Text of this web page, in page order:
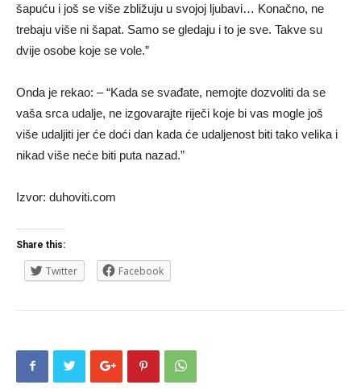
šapuću i još se više zbližuju u svojoj ljubavi… Konačno, ne
trebaju više ni šapat. Samo se gledaju i to je sve. Takve su
dvije osobe koje se vole.”
Onda je rekao: – “Kada se svađate, nemojte dozvoliti da se
vaša srca udalje, ne izgovarajte riječi koje bi vas mogle još
više udaljiti jer će doći dan kada će udaljenost biti tako velika i
nikad više neće biti puta nazad.”
Izvor: duhoviti.com
Share this:
Twitter Facebook